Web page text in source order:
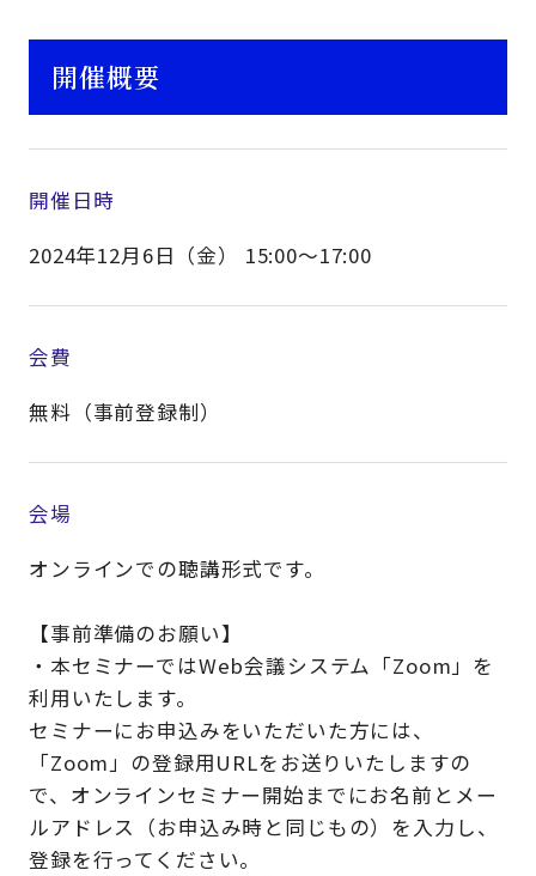
開催概要
開催日時
2024年12月6日（金） 15:00～17:00
会費
無料（事前登録制）
会場
オンラインでの聴講形式です。
【事前準備のお願い】
・本セミナーではWeb会議システム「Zoom」を
利用いたします。
セミナーにお申込みをいただいた方には、
「Zoom」の登録用URLをお送りいたしますの
で、オンラインセミナー開始までにお名前とメー
ルアドレス（お申込み時と同じもの）を入力し、
登録を行ってください。